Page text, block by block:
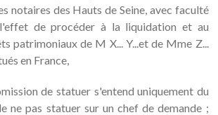
notaires des Hauts de Seine, avec faculté
de procéder à la liquidation et au
patrimoniaux de M X... Y...et de Mme Z...
en France,
de statuer s'entend uniquement du
ne pas statuer sur un chef de demande ;